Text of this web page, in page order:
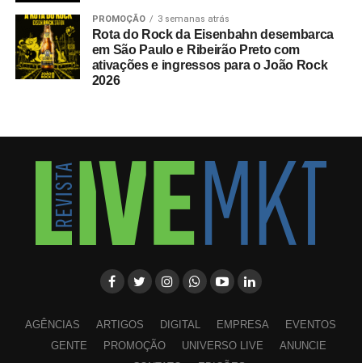
PROMOÇÃO 3 semanas atrás
Rota do Rock da Eisenbahn desembarca
em São Paulo e Ribeirão Preto com
ativações e ingressos para o João Rock
2026
AGÊNCIAS ARTIGOS DIGITAL EMPRESA
EVENTOS
GENTE
PROMOÇÃO UNIVERSO LIVE
ANUNCIE